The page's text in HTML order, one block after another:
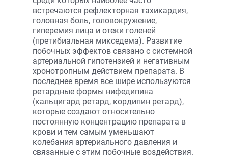
встречаются рефлекторная тахикардия,
головная боль, головокружение,
гиперемия лица и отеки голеней
(претибиальная микседема). Развитие
побочных эффектов связано с системной
артериальной гипотензией и негативным
хронотропным действием препарата. В
последнее время все шире используются
ретардные формы нифедипина
(кальцигард ретард, кордипин ретард),
которые создают относительно
постоянную концентрацию препарата в
крови и тем самым уменьшают
колебания артериального давления и
связанные с этим побочные воздействия.